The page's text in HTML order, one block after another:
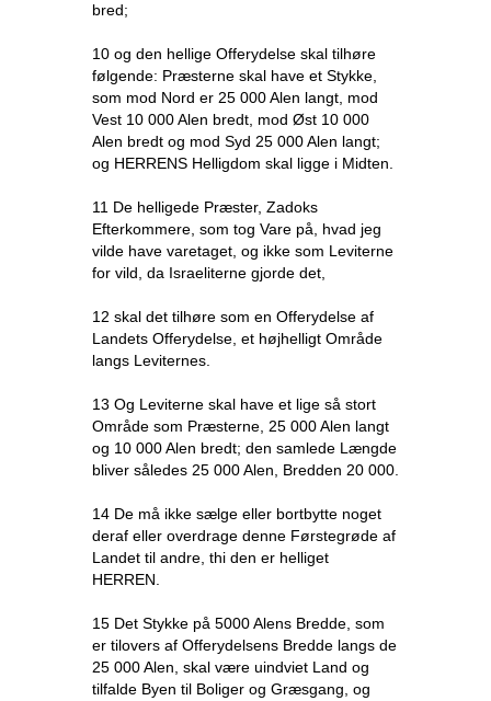
bred;
10 og den hellige Offerydelse skal tilhøre
følgende: Præsterne skal have et Stykke,
som mod Nord er 25 000 Alen langt, mod
Vest 10 000 Alen bredt, mod Øst 10 000
Alen bredt og mod Syd 25 000 Alen langt;
og HERRENS Helligdom skal ligge i Midten.
11 De helligede Præster, Zadoks
Efterkommere, som tog Vare på, hvad jeg
vilde have varetaget, og ikke som Leviterne
for vild, da Israeliterne gjorde det,
12 skal det tilhøre som en Offerydelse af
Landets Offerydelse, et højhelligt Område
langs Leviternes.
13 Og Leviterne skal have et lige så stort
Område som Præsterne, 25 000 Alen langt
og 10 000 Alen bredt; den samlede Længde
bliver således 25 000 Alen, Bredden 20 000.
14 De må ikke sælge eller bortbytte noget
deraf eller overdrage denne Førstegrøde af
Landet til andre, thi den er helliget
HERREN.
15 Det Stykke på 5000 Alens Bredde, som
er tilovers af Offerydelsens Bredde langs de
25 000 Alen, skal være uindviet Land og
tilfalde Byen til Boliger og Græsgang, og